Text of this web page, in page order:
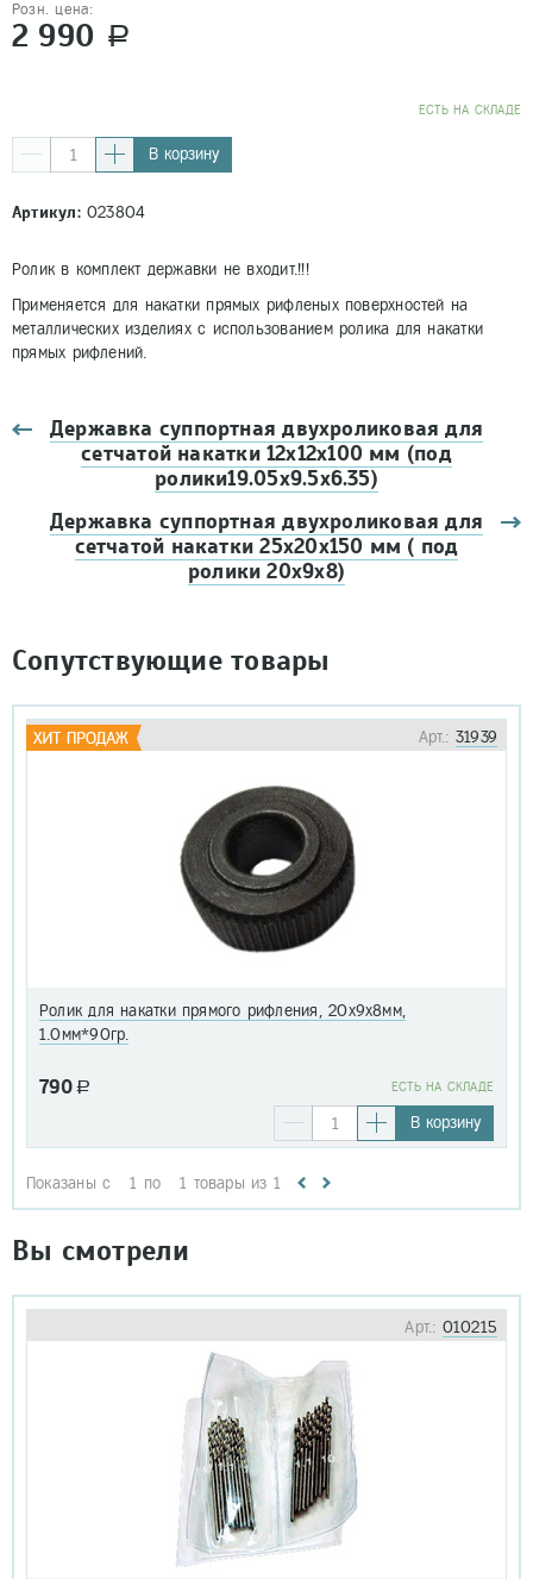
Розн. цена:
2 990 a
EСТЬ НА СКЛАДЕ
В корзину
Артикул:023804
Ролик в комплект державки не входит.!!!
Применяется для накатки прямых рифленых поверхностей на
металлических изделиях с использованием ролика для накатки
прямых рифлений.
Державка суппортная двухроликовая для
сетчатой накатки 12х12х100 мм (под
ролики19.05х9.5х6.35)
Державка суппортная двухроликовая для
сетчатой накатки 25х20х150 мм ( под
ролики 20х9х8)
Сопутствующие товары
Арт.: 31939
Ролик для накатки прямого рифления, 20х9х8мм,
1.0мм*90гр.
790 a EСТЬ НА СКЛАДЕ
В корзину
Показаны с 1 по 1 товары из 1
Вы смотрели
Арт.: 010215